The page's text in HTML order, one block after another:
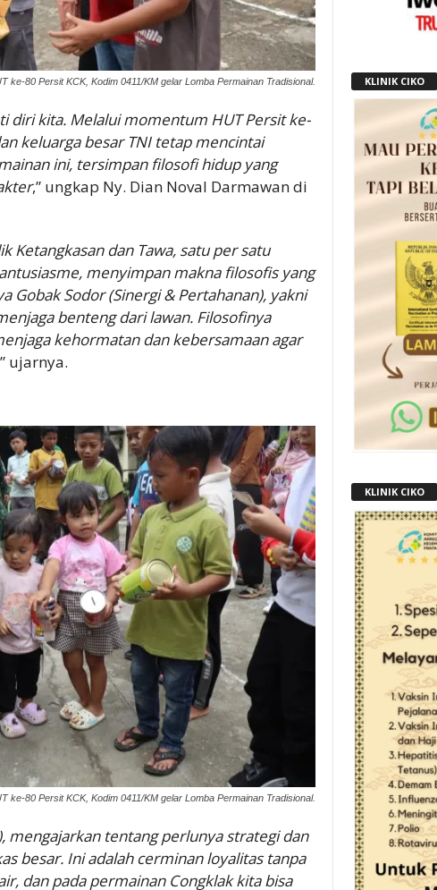
ke-80 Persit KCK, Kodim 0411/KM gelar Lomba Permainan Tradisional.
diri kita. Melalui momentum HUT Persit ke-
keluarga besar TNI tetap mencintai
ini, tersimpan filosofi hidup yang
,” ungkap Ny. Dian Noval Darmawan di
Ketangkasan dan Tawa, satu per satu
menyimpan makna filosofis yang
Gobak Sodor (Sinergi & Pertahanan), yakni
benteng dari lawan. Filosofinya
kehormatan dan kebersamaan agar
ujarnya.
ke-80 Persit KCK, Kodim 0411/KM gelar Lomba Permainan Tradisional.
mengajarkan tentang perlunya strategi dan
besar. Ini adalah cerminan loyalitas tanpa
dan pada permainan Congklak kita bisa
KLINIK CIKO
KLINIK CIKO